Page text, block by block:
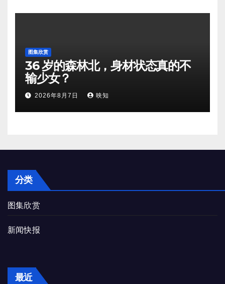
图集欣赏
36 岁的森林北，身材状态真的不
输少女？
2026年8月7日 映知
分类
图集欣赏
新闻快报
最近